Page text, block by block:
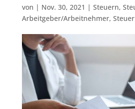
von | Nov. 30, 2021 | Steuern,
Arbeitgeber/Arbeitnehmer,